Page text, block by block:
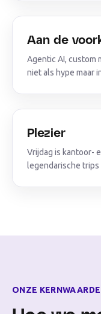
Aan de
Agentic AI, custom
niet als hype maar
Plezier
Vrijdag is kantoor-
legendarische trips
ONZE